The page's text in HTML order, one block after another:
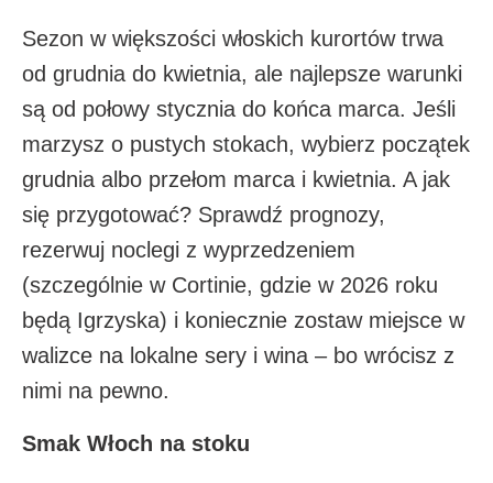
Sezon w większości włoskich kurortów trwa
od grudnia do kwietnia, ale najlepsze warunki
są od połowy stycznia do końca marca. Jeśli
marzysz o pustych stokach, wybierz początek
grudnia albo przełom marca i kwietnia. A jak
się przygotować? Sprawdź prognozy,
rezerwuj noclegi z wyprzedzeniem
(szczególnie w Cortinie, gdzie w 2026 roku
będą Igrzyska) i koniecznie zostaw miejsce w
walizce na lokalne sery i wina – bo wrócisz z
nimi na pewno.
Smak Włoch na stoku